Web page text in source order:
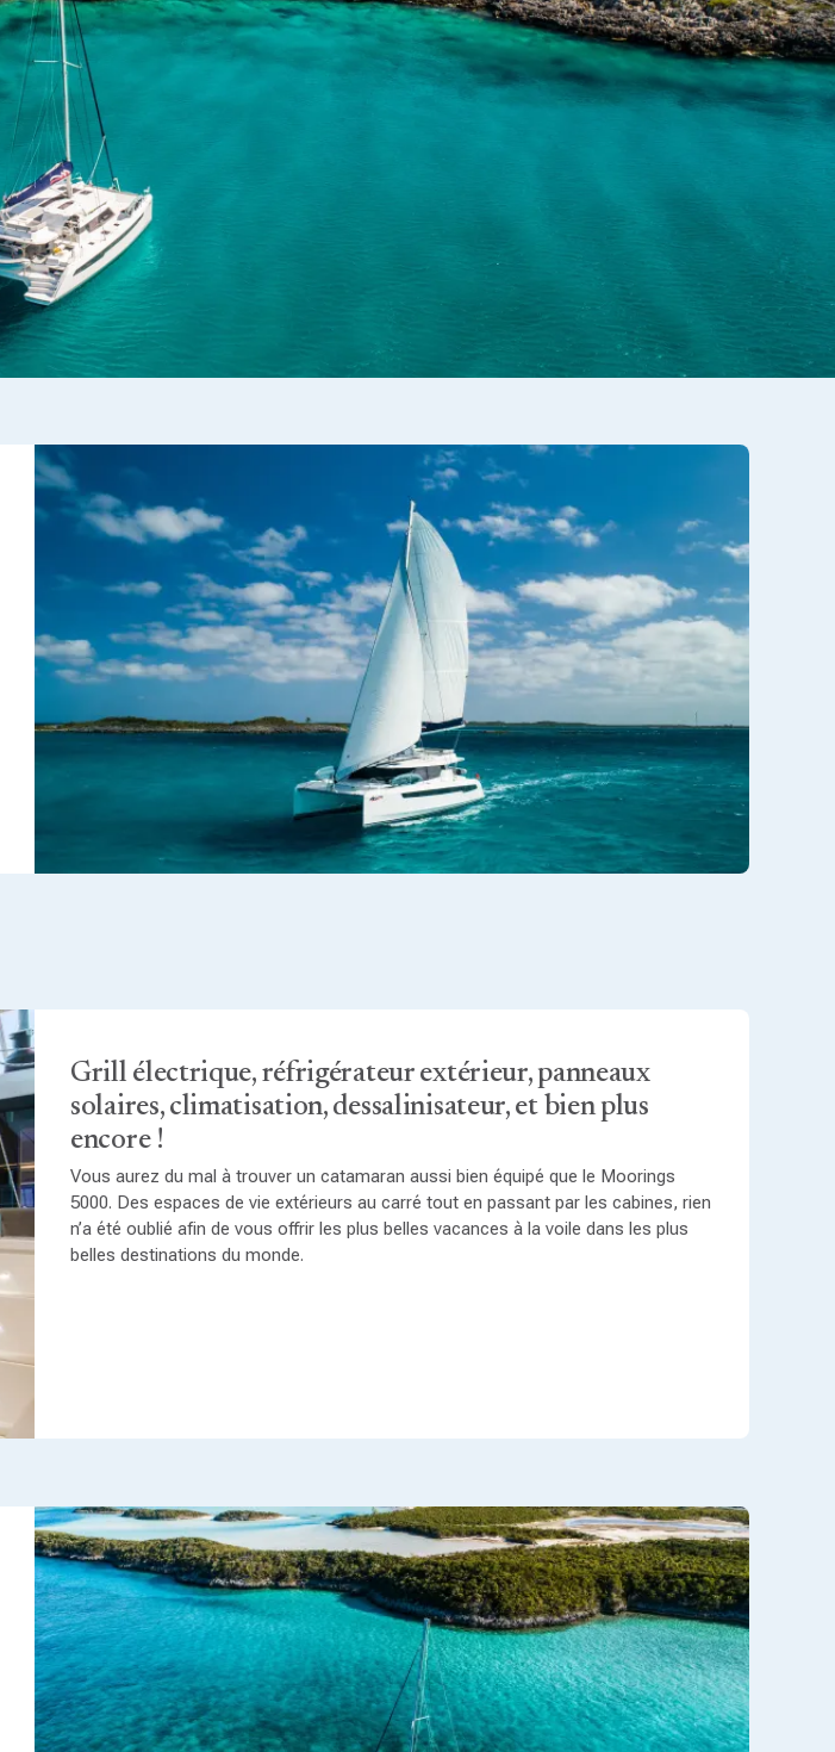
Grill électrique, réfrigérateur extérieur, panneaux
solaires, climatisation, dessalinisateur, et bien plus
encore !
Vous aurez du mal à trouver un catamaran aussi bien équipé que le Moorings
5000. Des espaces de vie extérieurs au carré tout en passant par les cabines, rien
n’a été oublié afin de vous offrir les plus belles vacances à la voile dans les plus
belles destinations du monde.